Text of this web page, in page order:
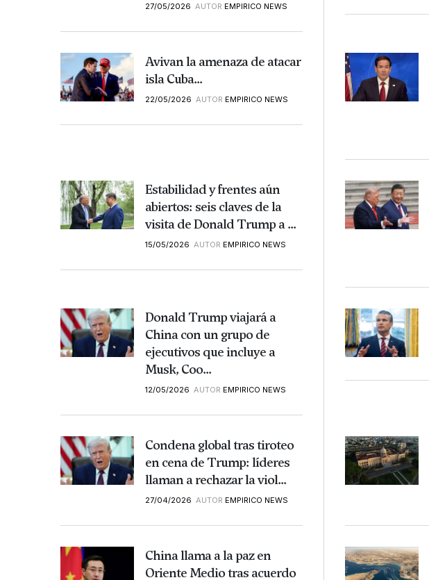
27/05/2026 AUTOR EMPIRICO NEWS
Avivan la amenaza de atacar
isla Cuba...
22/05/2026 AUTOR EMPIRICO NEWS
Estabilidad y frentes aún
abiertos: seis claves de la
visita de Donald Trump a ...
15/05/2026 AUTOR EMPIRICO NEWS
Donald Trump viajará a
China con un grupo de
ejecutivos que incluye a
Musk, Coo...
12/05/2026 AUTOR EMPIRICO NEWS
Condena global tras tiroteo
en cena de Trump: líderes
llaman a rechazar la viol...
27/04/2026 AUTOR EMPIRICO NEWS
China llama a la paz en
Oriente Medio tras acuerdo